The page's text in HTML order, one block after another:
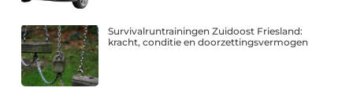
Survivalruntrainingen Zuidoost Friesland:
kracht, conditie en doorzettingsvermogen